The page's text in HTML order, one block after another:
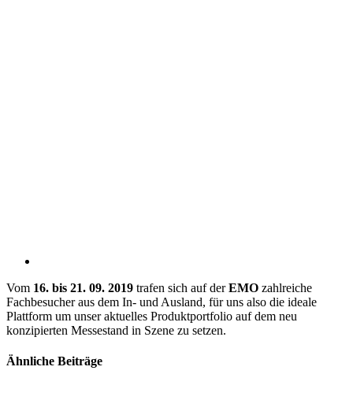
Vom 16. bis 21. 09. 2019 trafen sich auf derEMO zahlreiche
Fachbesucher aus dem In- und Ausland, für uns also die ideale
Plattform um unser aktuelles Produktportfolio auf dem neu
konzipierten Messestand in Szene zu setzen.
Ähnliche Beiträge